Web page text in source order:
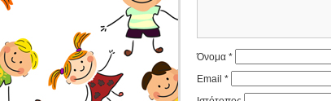
Όνομα *
Email *